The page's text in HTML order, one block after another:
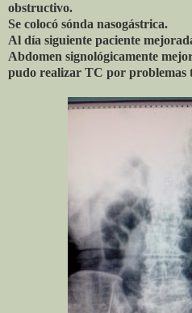
obstructivo.
Se colocó sónda nasogástrica.
Al día siguiente paciente
Abdomen signológicamente
pudo realizar TC por problemas